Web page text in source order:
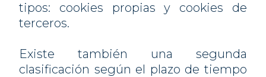
tipos: cookies propias y cookies de
terceros.
Existe también una segunda
clasificación según el plazo de tiempo